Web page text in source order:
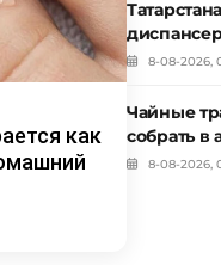
как
8-08-2026,
Чайные
собрать в
8-08-2026,